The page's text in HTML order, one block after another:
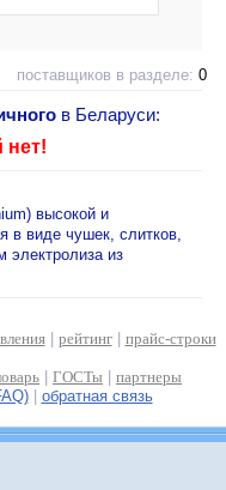
поставщиков в разделе: 0
в Беларуси:
нет!
высокой и
в виде чушек, слитков,
электролиза из
| рейтинг| прайс-строки
ГОСТы
партнеры
| обратная связь